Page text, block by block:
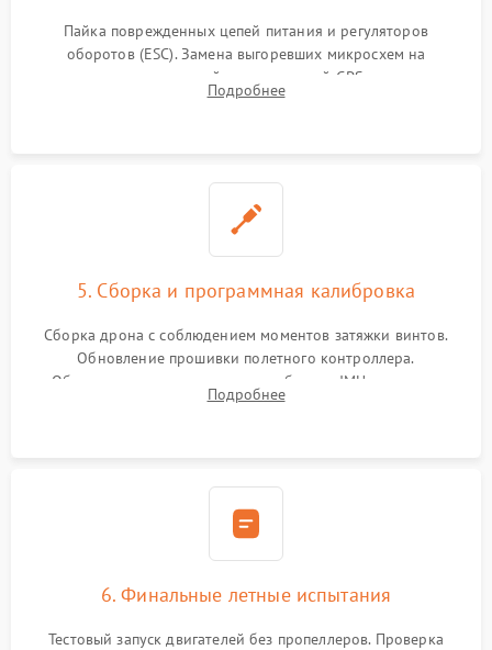
Пайка поврежденных цепей питания и регуляторов
оборотов (ESC). Замена выгоревших микросхем на
материнской плате, модулей GPS
Подробнее
5. Сборка и программная калибровка
Сборка дрона с соблюдением моментов затяжки винтов.
Обновление прошивки полетного контроллера.
Обязательная программная калибровка IMU-сенсоров,
компаса, датчиков позиционирования и горизонта подвеса
Подробнее
6. Финальные летные испытания
Тестовый запуск двигателей без пропеллеров. Проверка